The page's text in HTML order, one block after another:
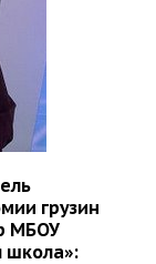
грузин
МБОУ
школа»: